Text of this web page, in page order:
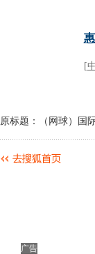
原标题：（网球）国
广告